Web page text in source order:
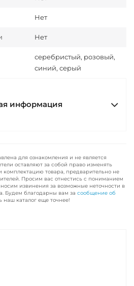
Нет
Нет
серебристый, розовый,
синий, серый
информация
для ознакомления и не является
оставляют за собой право изменять
комплектацию товара, предварительно не
Просим вас отнестись с пониманием
извинения за возможные неточности в
Будем благодарны вам за сообщение об
наш каталог еще точнее!